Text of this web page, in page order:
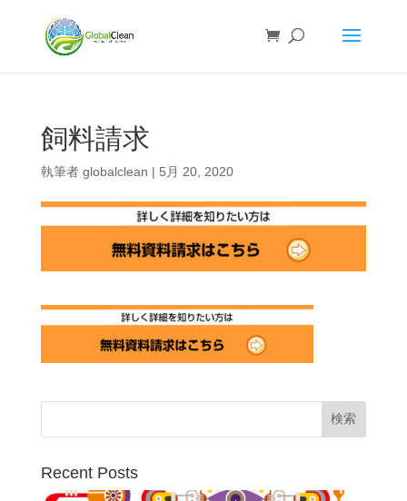
飼料請求
執筆者 globalclean | 5月 20, 2020
Recent Posts